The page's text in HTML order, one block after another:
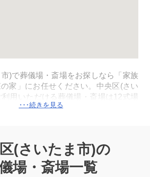
)で葬儀場・斎場をお探しなら「家族
家」にお任せください。中央区(さい
利用いただける葬儀場・斎場は12式場
場 小さな森の家さいたま大宮
東岩槻駅前
口すぐ)/ 浦和美園(「浦和美園駅」より
ま浦和岸町(JR各線「浦和駅」より徒
(東武伊勢崎線「北越谷駅」より徒歩4
(さいたま市)の
場・斎場一覧